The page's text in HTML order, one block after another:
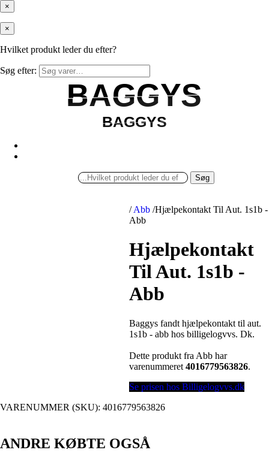
×
×
Hvilket produkt leder du efter?
Søg efter:
BAGGYS
BAGGYS
BAGGYS
BAGGYS
Søg
/ Abb /Hjælpekontakt Til Aut. 1s1b -
Abb
Hjælpekontakt
Til Aut. 1s1b -
Abb
Baggys fandt hjælpekontakt til aut.
1s1b - abb hos billigelogvvs. Dk.
Dette produkt fra Abb har
varenummeret4016779563826.
Se prisen hos Billigelogvvs.dk
VARENUMMER (SKU): 4016779563826
ANDRE KØBTE OGSÅ